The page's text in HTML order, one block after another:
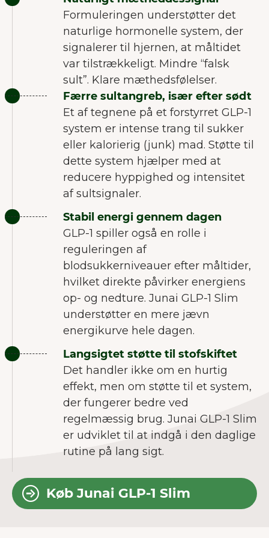
Formuleringen understøtter det
naturlige hormonelle system, der
signalerer til hjernen, at måltidet
var tilstrækkeligt. Mindre “falsk
sult”. Klare mæthedsfølelser.
Færre sultangreb, især efter sødt
Et af tegnene på et forstyrret GLP-1
system er intense trang til sukker
eller kalorierig (junk) mad. Støtte til
dette system hjælper med at
reducere hyppighed og intensitet
af sultsignaler.
Stabil energi gennem dagen
GLP-1 spiller også en rolle i
reguleringen af
blodsukkerniveauer efter måltider,
hvilket direkte påvirker energiens
op- og nedture. Junai GLP-1 Slim
understøtter en mere jævn
energikurve hele dagen.
Langsigtet støtte til stofskiftet
Det handler ikke om en hurtig
effekt, men om støtte til et system,
der fungerer bedre ved
regelmæssig brug. Junai GLP-1 Slim
er udviklet til at indgå i den daglige
rutine på lang sigt.
Køb Junai GLP-1 Slim
VELKOMMEN TIL JUNAIU.